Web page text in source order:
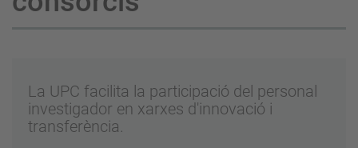
La UPC facilita la participació del personal
investigador en xarxes d'innovació i
transferència.